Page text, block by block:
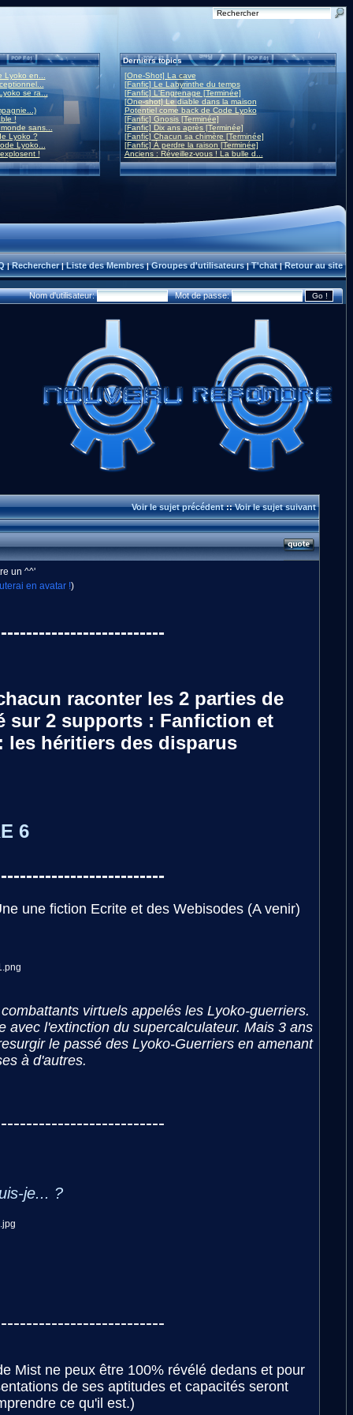
en...
se ra...
!
sans...
Lyoko ?
Lyoko...
!
Derniers topics
[One-Shot] La cave
[Fanfic] Le Labyrinthe du temps
[Fanfic] L'Engrenage [Terminée]
[One-shot] Le diable dans la maison
Potentiel come back de Code Lyoko
[Fanfic] Gnosis [Terminée]
[Fanfic] Dix ans après [Terminée]
[Fanfic] Chacun sa chimère [Terminée]
[Fanfic] À perdre la raison [Terminée]
Anciens : Réveillez-vous ! La bulle d...
|Rechercher|Liste des Membres|Groupes d'utilisateurs|T'chat|Retour au site
Nom d'utilisateur: Mot de passe:
Voir le sujet précédent::Voir le sujet suivant
un ^^'
en avatar !)
raconter les 2 parties de
sur 2 supports : Fanfiction et
les héritiers des disparus
6
une fiction Ecrite et des Webisodes (A venir)
virtuels appelés les Lyoko-guerriers.
l'extinction du supercalculateur. Mais 3 ans
le passé des Lyoko-Guerriers en amenant
à d'autres.
je... ?
Mist ne peux être 100% révélé dedans et pour
de ses aptitudes et capacités seront
ce qu'il est.)